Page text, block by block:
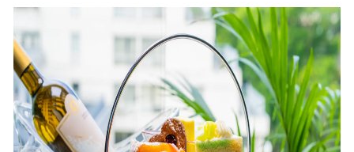
す